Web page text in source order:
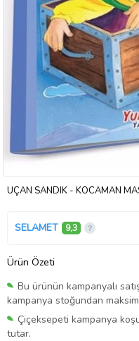
UÇAN SANDIK - KOCAMAN
SELAMET 9,3
Ürün Özeti
Bu ürünün kampanyalı
kampanya stoğundan
Çiçeksepeti kampanya
tutar.